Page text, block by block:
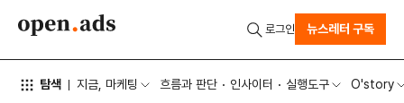
탐색 지금, 마케팅 흐름과 판단 인사이터 실행도구 O'story
로그인 뉴스레터 구독